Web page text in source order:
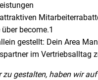
become.1
gestellt: Dein Area
im Vertriebsalltag
gestalten, haben wir